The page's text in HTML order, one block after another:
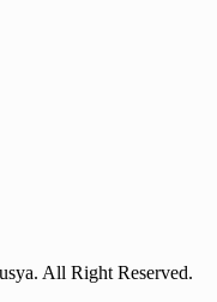
All Right Reserved.